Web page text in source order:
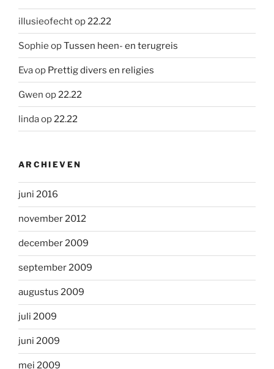
illusieofechtop22.22
Sophie opTussen heen- en terugreis
Evaop Prettig divers en religies
Gwen op22.22
lindaop22.22
ARCHIEVEN
juni 2016
november 2012
december 2009
september 2009
augustus 2009
juli 2009
juni 2009
mei 2009